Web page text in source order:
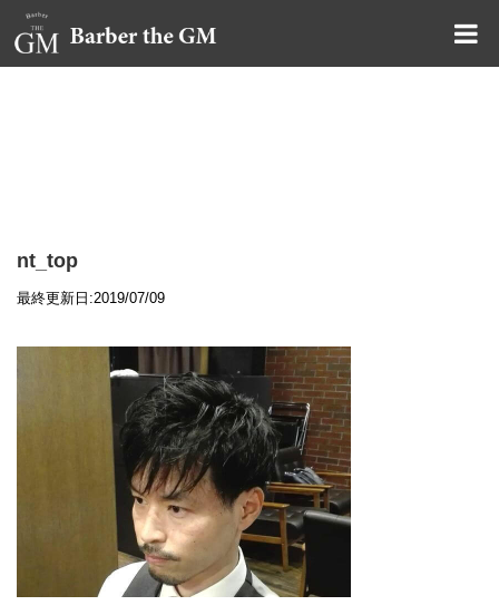
nt_top
最終更新日:2019/07/09